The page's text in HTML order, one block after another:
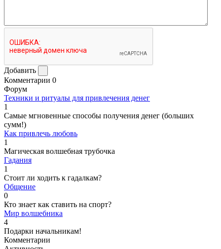
Добавить
Комментарии 0
Форум
Техники и ритуалы для привлечения денег
1
Самые мгновенные способы получения денег (больших
сумм!)
Как привлечь любовь
1
Магическая волшебная трубочка
Гадания
1
Стоит ли ходить к гадалкам?
Общение
0
Кто знает как ставить на спорт?
Мир волшебника
4
Подарки начальникам!
Комментарии